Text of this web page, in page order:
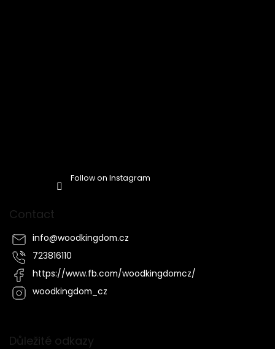
Follow on Instagram
Contact
info@woodkingdom.cz
723816110
https://www.fb.com/woodkingdomcz/
woodkingdom_cz
Důležité odkazy